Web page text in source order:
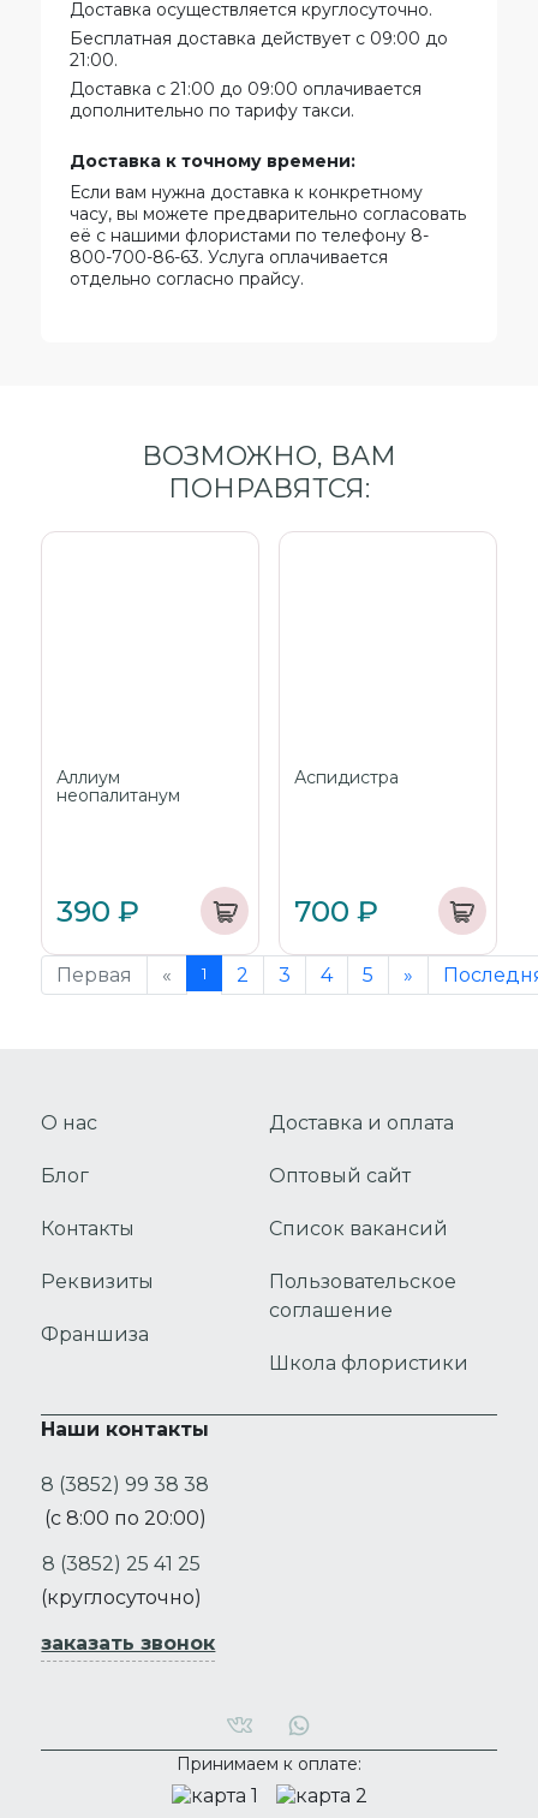
Доставка осуществляется круглосуточно.
Бесплатная доставка действует с 09:00 до
21:00.
Доставка с 21:00 до 09:00 оплачивается
дополнительно по тарифу такси.
Доставка к точному времени:
Если вам нужна доставка к конкретному
часу, вы можете предварительно согласовать
её с нашими флористами по телефону 8-
800-700-86-63. Услуга оплачивается
отдельно согласно прайсу.
ВОЗМОЖНО, ВАМ
ПОНРАВЯТСЯ:
Аллиум
неопалитанум
390 ₽
Аспидистра
700 ₽
Первая « 1 2 3 4 5 »
Принимаем к оплате:
О нас
Блог
Контакты
Реквизиты
Франшиза
Доставка и оплата
Оптовый сайт
Список вакансий
Пользовательское
соглашение
Школа флористики
Наши контакты
8 (3852) 99 38 38
(с 8:00 по 20:00)
8 (3852) 25 41 25
(круглосуточно)
заказать звонок